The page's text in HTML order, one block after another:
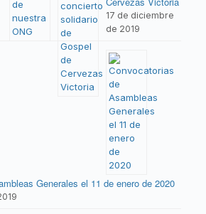
17 de diciembre
de 2019
Generales el 11 de enero de 2020